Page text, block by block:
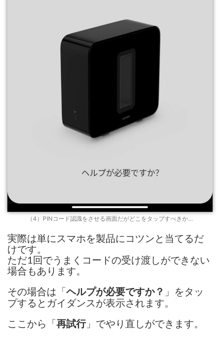
（4）PINコード認識をさせる画面だがどこをタップすべきか…
実際は単にスマホを製品にコツンと当てるだ
けです。
ただ1回でうまくコードの受け渡しができない
場合もあります。
その場合は「ヘルプが必要ですか？ 」をタッ
プするとガイダンスが表示されます。
ここから「再試行」でやり直しができます。